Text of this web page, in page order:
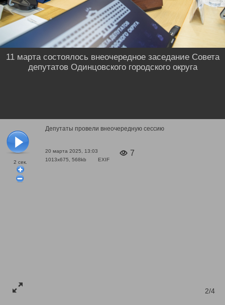
2 сек.
Депутаты провели внеочередную сессию
20 марта 2025, 13:03
1013x675, 568kb
EXIF
7
2/4
11 марта состоялось внеочередное заседание Совета
депутатов Одинцовского городского округа